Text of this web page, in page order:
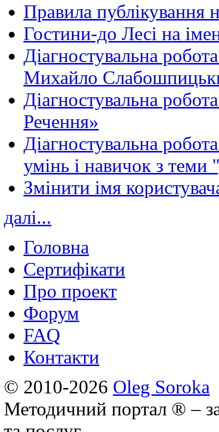
Правила публікування
Гостини-до Лесі на
Діагностувальна
Михайло
Діагностувальна
Речення»
Діагностувальна
умінь і навичок з теми
Змінити імя
далі...
Головна
Сертифікати
Про проект
Форум
FAQ
Контакти
© 2010-2026 Oleg Soroka
Методичний портал ® –